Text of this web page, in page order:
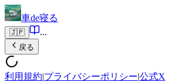
車de寝る
🇯🇵 ...
戻る
利用規約|プライバシーポリシー|公式X